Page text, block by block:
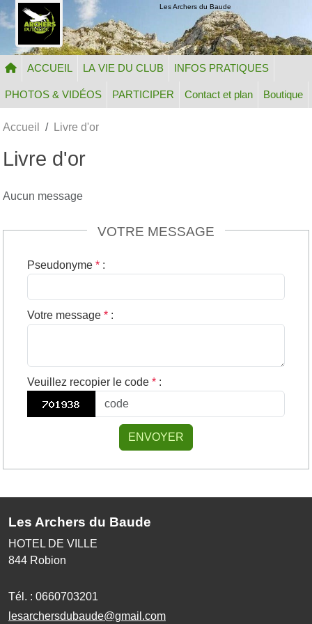
Les Archers du Baude
ACCUEIL LA VIE DU CLUB INFOS PRATIQUES
PHOTOS & VIDÉOS PARTICIPER Contact et plan Boutique
Accueil Livre d'or
Livre d'or
Aucun message
VOTRE MESSAGE
Pseudonyme * :
Votre message * :
Veuillez recopier le code * :
ENVOYER
Les Archers du Baude
HOTEL DE VILLE
844 Robion
Tél. : 0660703201
lesarchersdubaude@gmail.com
Panneau de gestion des cookies